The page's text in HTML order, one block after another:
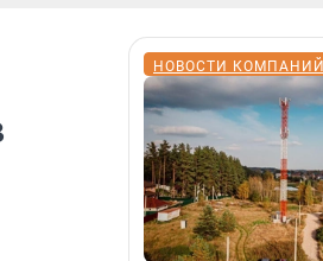
НОВОСТИ КОМПАНИЙ